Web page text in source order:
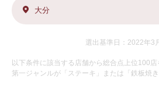
大分
選出基準日：2022年3
以下条件に該当する店舗から総合点上位100店
第一ジャンルが「ステーキ」または「鉄板焼